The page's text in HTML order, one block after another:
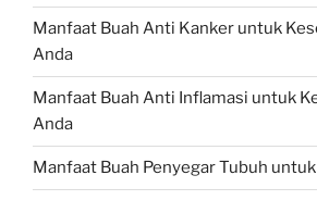
Manfaat Buah Anti Kanker untuk
Anda
Manfaat Buah Anti Inflamasi untuk
Anda
Manfaat Buah Penyegar Tubuh